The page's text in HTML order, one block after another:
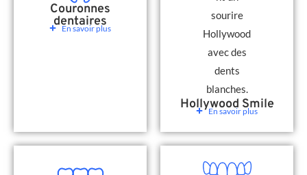
Couronnes
dentaires
En savoir plus
Hollywood Smile
En savoir plus